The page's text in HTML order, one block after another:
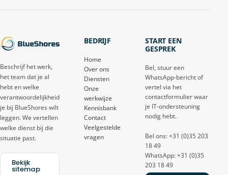
Beschrijf het werk,
het team dat je al
hebt en welke
verantwoordelijkheid
je bij BlueShores wilt
leggen. We vertellen
welke dienst bij die
situatie past.
Bekijk
sitemap
BEDRIJF
Home
Over ons
Diensten
Onze
werkwijze
Kennisbank
Contact
Veelgestelde
vragen
START EEN
GESPREK
Bel, stuur een
WhatsApp-bericht of
vertel via het
contactformulier waar
je IT-ondersteuning
nodig hebt.
Bel ons: +31 (0)35 203
18 49
WhatsApp: +31 (0)35
203 18 49